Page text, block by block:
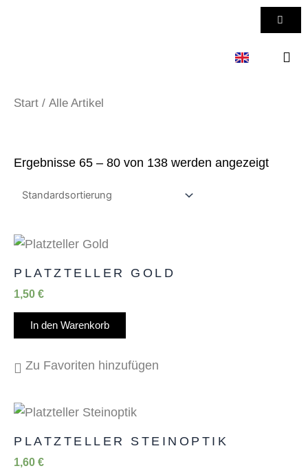
Start / Alle Artikel
Ergebnisse 65 – 80 von 138 werden angezeigt
PLATZTELLER GOLD
1,50 €
In den Warenkorb
Zu Favoriten hinzufügen
PLATZTELLER STEINOPTIK
1,60 €